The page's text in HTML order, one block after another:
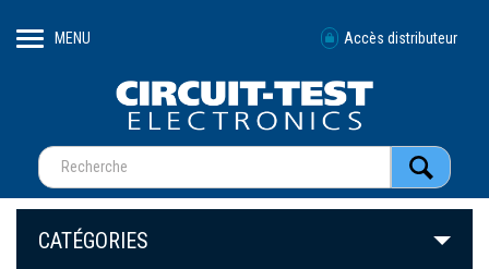
MENU Accès distributeur
CATÉGORIES